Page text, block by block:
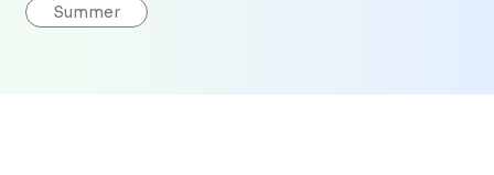
Summer